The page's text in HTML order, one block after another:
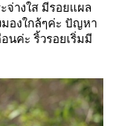
จ่างใส มีรอยแผล
องใกล้ๆค่ะ ปัญหา
นค่ะ ริ้วรอยเริ่มมี